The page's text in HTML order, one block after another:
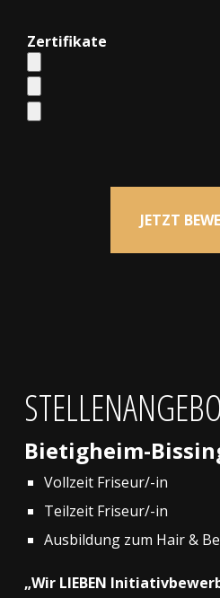
Zertifikate
Bietigheim-
Vollzeit Friseur/-in
Teilzeit Friseur/-in
Ausbildung zum Hair &
„Wir LIEBEN